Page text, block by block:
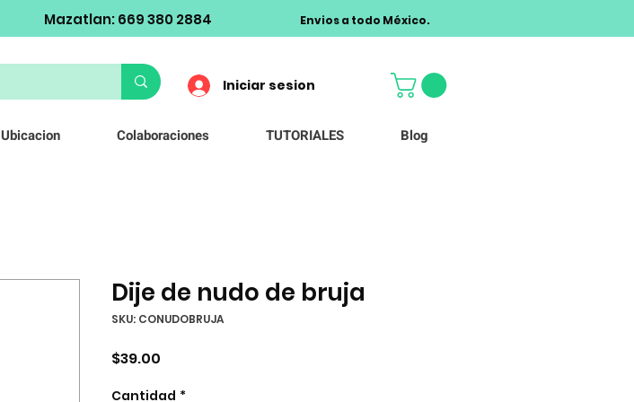
Mazatlan: 669 380 2884 Envios a todo México.
Iniciar sesion
Ubicacion Colaboraciones TUTORIALES Blog
Dije de nudo de bruja
SKU: CONUDOBRUJA
$39.00
Cantidad *